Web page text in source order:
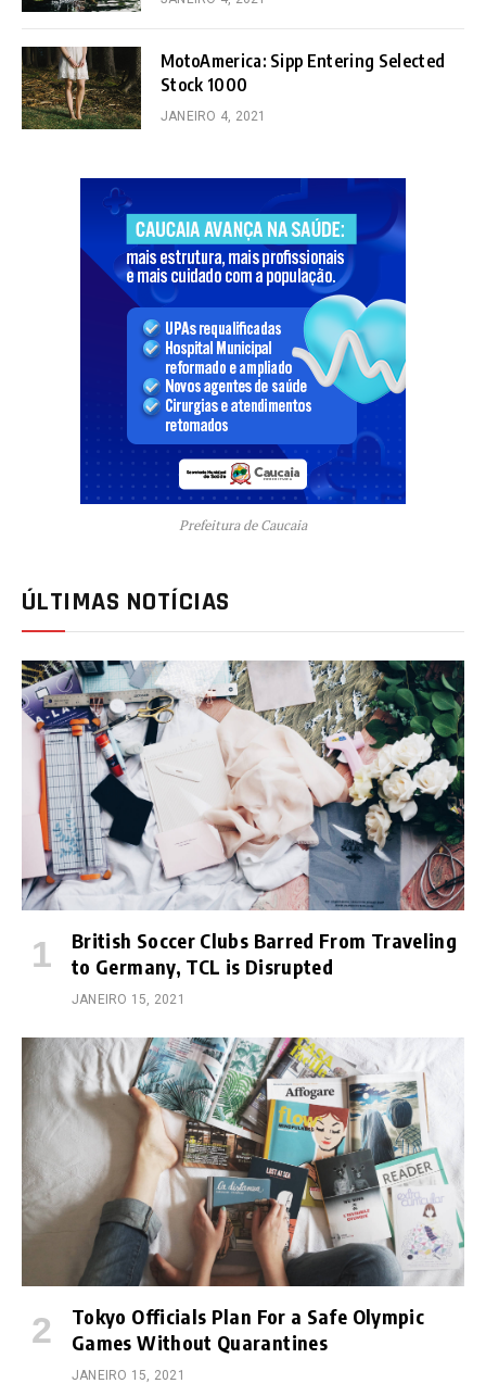
MotoAmerica: Sipp Entering Selected
Stock 1000
JANEIRO 4, 2021
Prefeitura de Caucaia
ÚLTIMAS NOTÍCIAS
British Soccer Clubs Barred From Traveling
to Germany, TCL is Disrupted
JANEIRO 15, 2021
Tokyo Officials Plan For a Safe Olympic
Games Without Quarantines
JANEIRO 15, 2021